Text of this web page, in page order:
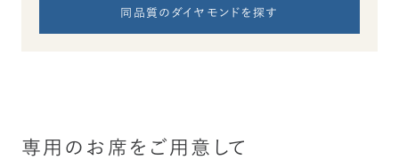
同品質のダイヤモンドを探す
専用のお席をご用意して